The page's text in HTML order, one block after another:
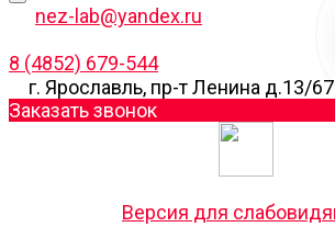
nez-lab@yandex.ru
8 (4852) 679-544
г. Ярославль, пр-т Ленина д.13/67
Заказать звонок
Версия для